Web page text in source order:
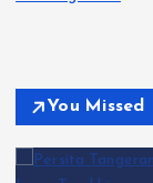
You Missed